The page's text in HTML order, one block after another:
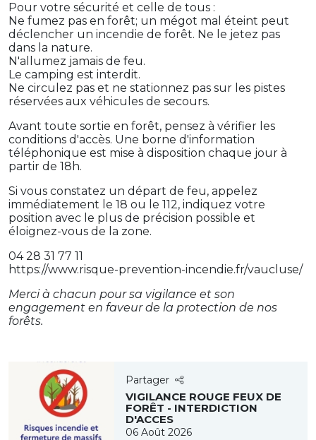
Pour votre sécurité et celle de tous :
Ne fumez pas en forêt; un mégot mal éteint peut
déclencher un incendie de forêt. Ne le jetez pas
dans la nature.
N'allumez jamais de feu.
Le camping est interdit.
Ne circulez pas et ne stationnez pas sur les pistes
réservées aux véhicules de secours.
Avant toute sortie en forêt, pensez à vérifier les
conditions d'accès. Une borne d'information
téléphonique est mise à disposition chaque jour à
partir de 18h.
Si vous constatez un départ de feu, appelez
immédiatement le 18 ou le 112, indiquez votre
position avec le plus de précision possible et
éloignez-vous de la zone.
04 28 31 77 11
https://www.risque-prevention-incendie.fr/vaucluse/
Merci à chacun pour sa vigilance et son
engagement en faveur de la protection de nos
forêts.
Partager
VIGILANCE ROUGE FEUX DE
FORÊT - INTERDICTION
D'ACCES
06 Août 2026